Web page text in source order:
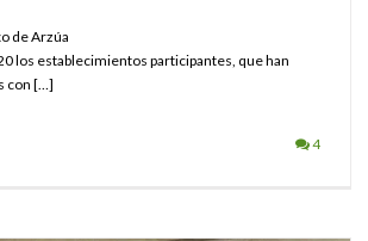
de Arzúa
los establecimientos participantes, que han
con […]
4